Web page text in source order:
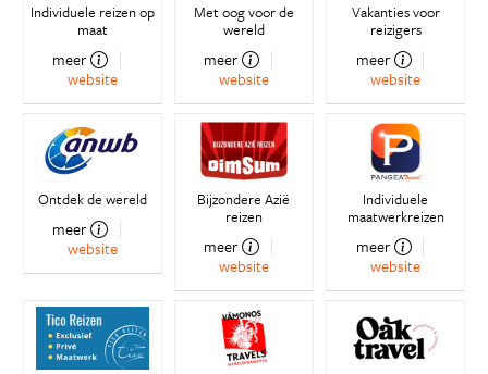
Individuele reizen op
maat
meer
website
Met oog voor de
wereld
meer
website
Vakanties voor
reizigers
meer
website
Ontdek de wereld
meer
website
Bijzondere Azië
reizen
meer
website
Individuele
maatwerkreizen
meer
website